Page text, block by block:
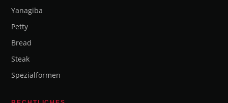
Yanagiba
Petty
Bread
Steak
Spezialformen